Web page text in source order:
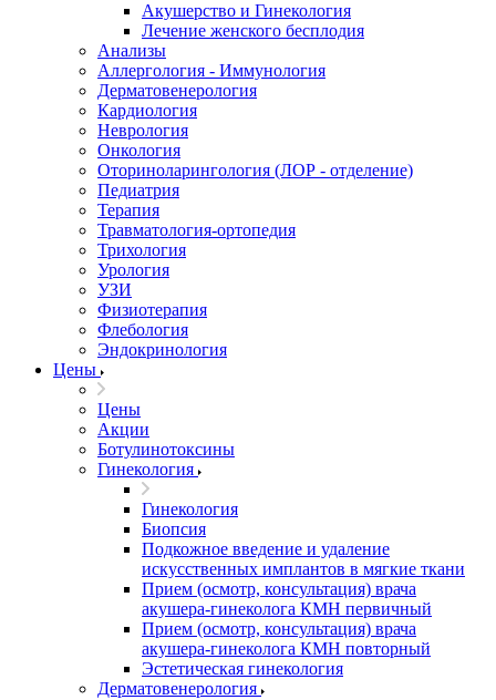
Акушерство и Гинекология
Лечение женского бесплодия
Анализы
Аллергология - Иммунология
Дерматовенерология
Кардиология
Неврология
Онкология
Оториноларингология (ЛОР - отделение)
Педиатрия
Терапия
Травматология-ортопедия
Трихология
Урология
УЗИ
Физиотерапия
Флебология
Эндокринология
Цены
Цены
Акции
Ботулинотоксины
Гинекология
Гинекология
Биопсия
Подкожное введение и удаление
искусственных имплантов в мягкие ткани
Прием (осмотр, консультация) врача
акушера-гинеколога КМН первичный
Прием (осмотр, консультация) врача
акушера-гинеколога КМН повторный
Эстетическая гинекология
Дерматовенерология